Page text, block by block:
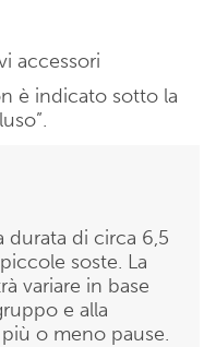
accessori
è indicato sotto la
durata di circa 6,5
soste. La
variare in base
e alla
o meno pause.